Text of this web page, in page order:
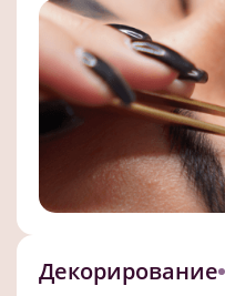
Декорирование